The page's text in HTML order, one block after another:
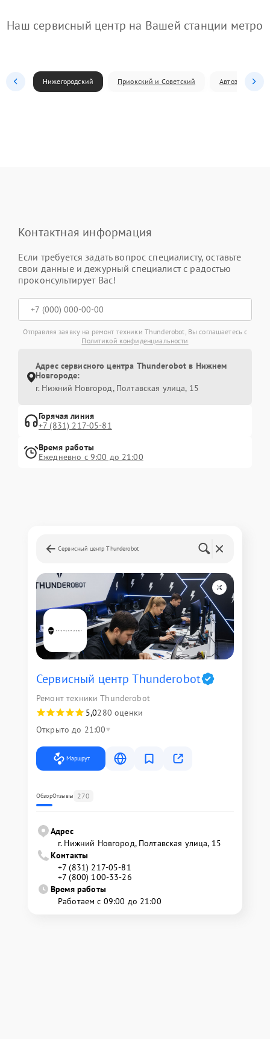
Наш сервисный центр на Вашей станции метро
Нижегородский Приокский и Советский Автозаводский
Контактная информация
Если требуется задать вопрос специалисту, оставьте
свои данные и дежурный специалист с радостью
проконсультирует Вас!
Отправляя заявку на ремонт техники Thunderobot, Вы соглашаетесь с
Политикой конфиденциальности
Адрес сервисного центра Thunderobot в Нижнем
Новгороде:
г. Нижний Новгород, Полтавская улица, 15
Горячая линия
+7 (831) 217-05-81
Время работы
Ежедневно с 9:00 до 21:00
Сервисный центр Thunderobot
Сервисный центр Thunderobot
Ремонт техники Thunderobot
5,0280 оценки
Открыто до 21:00
Маршрут
ОбзорОтзывы 270
Адрес
г. Нижний Новгород, Полтавская улица, 15
Контакты
+7 (831) 217-05-81
+7 (800) 100-33-26
Время работы
Работаем с 09:00 до 21:00